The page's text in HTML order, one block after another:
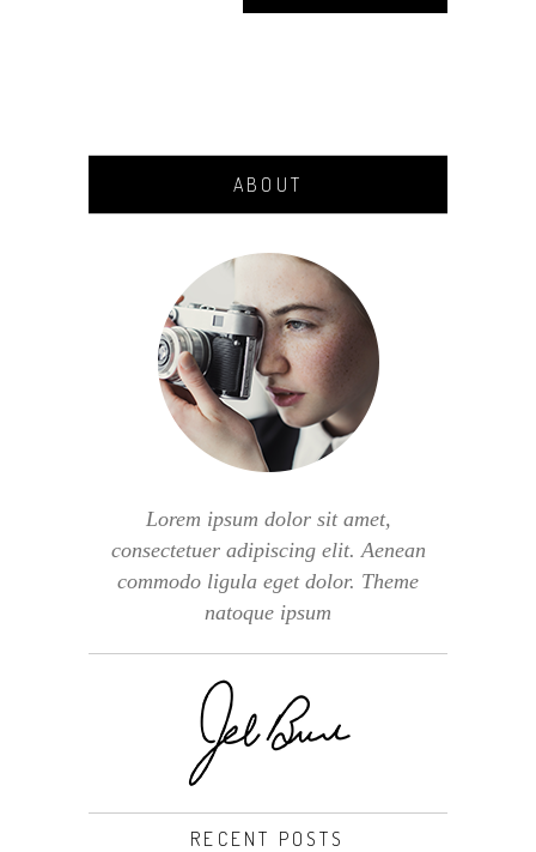
ABOUT
Lorem ipsum dolor sit amet,
consectetuer adipiscing elit. Aenean
commodo ligula eget dolor. Theme
natoque ipsum
RECENT POSTS